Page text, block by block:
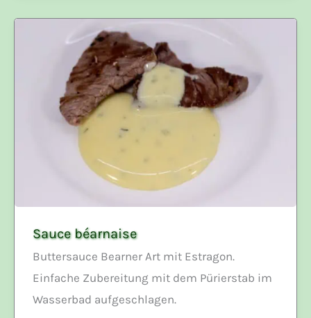
Sauce béarnaise
Buttersauce Bearner Art mit Estragon.
Einfache Zubereitung mit dem Pürierstab im
Wasserbad aufgeschlagen.